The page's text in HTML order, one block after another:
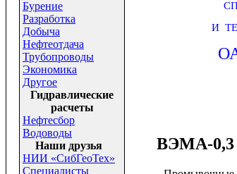
Бурение
Разработка
Добыча
Нефтеотдача
Трубопроводы
Экономика
Другое
Гидравлические
расчеты
Нефтесбор
Водоводы
Наши друзья
НИИ «СибГеоТех»
Специалисты
И
ВЭМА-0,3